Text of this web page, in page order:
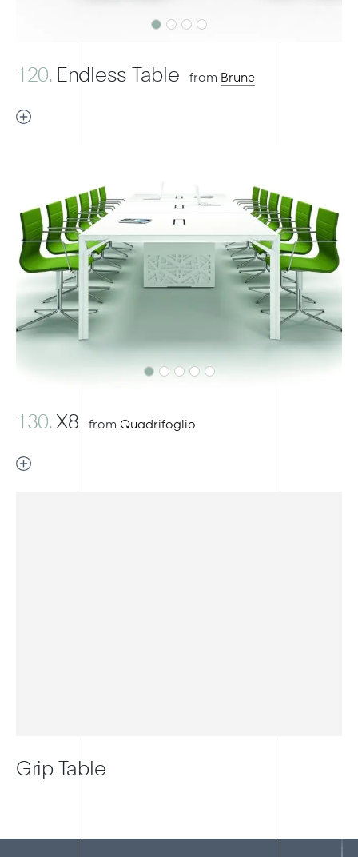
120. Endless Table from Brune
Previous Next
130.X8 from Quadrifoglio
Grip Table